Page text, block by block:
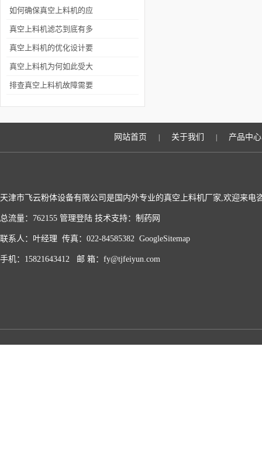
如何确保真空上料机的应
用精准度？
真空上料机滤芯到底有多
重要呢
真空上料机的优化设计要
考虑哪些要求
真空上料机为何如此受大
家欢迎
排查真空上料机故障需要
网站首页 关于我们 产品中心
天津市飞云粉体设备有限公司是国内外专业的真空上料机厂家,欢迎来电
总流量：762155 管理登陆 技术支持： 制药网
联系人：叶经理 传真：022-84585382 GoogleSitemap
手机：15821643412 邮 箱：fy@tjfeiyun.com